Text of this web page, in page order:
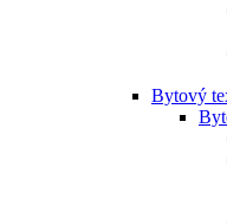
Bytový